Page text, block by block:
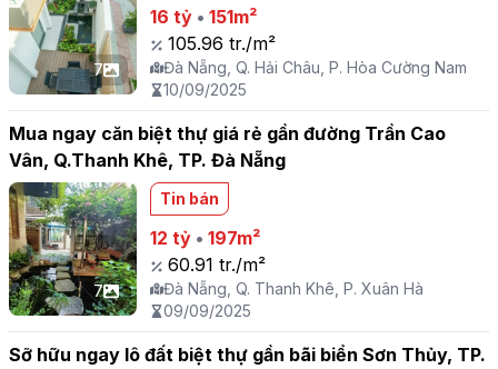
7
16 tỷ• 151m²
105.96 tr./m²
Đà Nẵng, Q. Hải Châu, P. Hòa Cường Nam
10/09/2025
Mua ngay căn biệt thự giá rẻ gần đường Trần Cao
Vân, Q.Thanh Khê, TP. Đà Nẵng
7
Tin bán
12 tỷ• 197m²
60.91 tr./m²
Đà Nẵng, Q. Thanh Khê, P. Xuân Hà
09/09/2025
Sỡ hữu ngay lô đất biệt thự gần bãi biển Sơn Thủy, TP.